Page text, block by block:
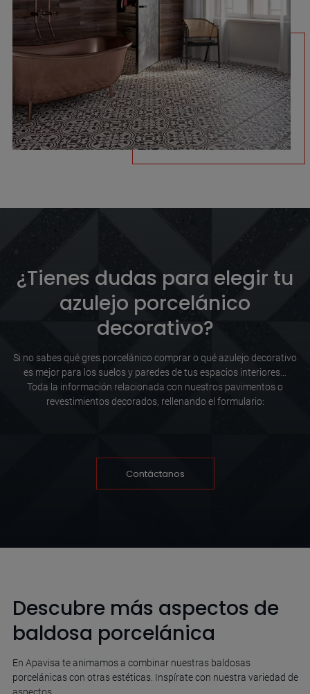
¿Tienes dudas para elegir tu
azulejo porcelánico
decorativo?
Si no sabes qué gres porcelánico comprar o qué azulejo decorativo
es mejor para los suelos y paredes de tus espacios interiores…
Toda la información relacionada con nuestros pavimentos o
revestimientos decorados, rellenando el formulario:
Contáctanos
Descubre más aspectos de
baldosa porcelánica
En Apavisa te animamos a combinar nuestras baldosas
porcelánicas con otras estéticas. Inspírate con nuestra variedad de